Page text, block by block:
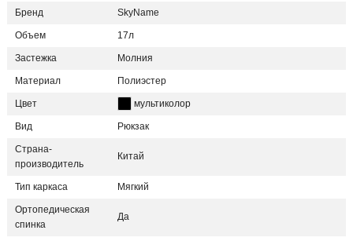
Бренд SkyName
Объем 17л
Застежка Молния
Материал Полиэстер
Цвет мультиколор
Вид Рюкзак
Страна-
производитель
Китай
Тип каркаса Мягкий
Ортопедическая
спинка
Да